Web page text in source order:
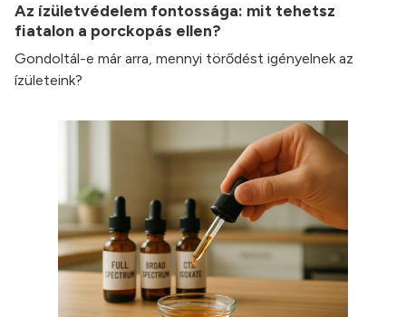
Az ízületvédelem fontossága: mit tehetsz
fiatalon a porckopás ellen?
Gondoltál-e már arra, mennyi törődést igényelnek az
ízületeink?